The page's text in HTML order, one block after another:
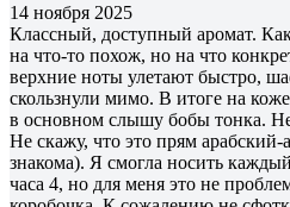
14 ноября 2025
Классный, доступный аромат.
на что-то похож, но на что
верхние ноты улетают быстро,
скользнули мимо. В итоге на коже
в основном слышу бобы тонка.
Не скажу, что это прям
знакома). Я смогла носить
часа 4, но для меня это не